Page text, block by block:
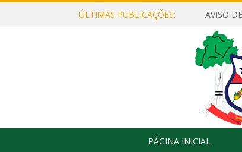
ÚLTIMAS PUBLICAÇÕES:
PÁGINA INICIAL